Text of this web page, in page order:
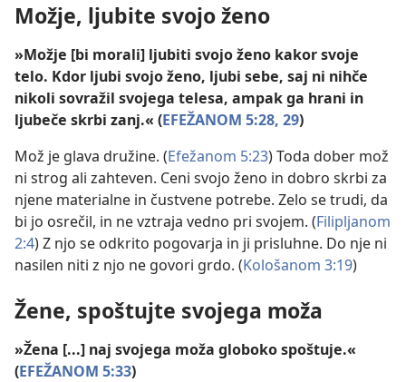
Možje, ljubite svojo ženo
»Možje [bi morali] ljubiti svojo ženo kakor svoje
telo. Kdor ljubi svojo ženo, ljubi sebe, saj ni nihče
nikoli sovražil svojega telesa, ampak ga hrani in
ljubeče skrbi zanj.« (EFEŽANOM 5:28, 29)
Mož je glava družine. (Efežanom 5:23) Toda dober mož
ni strog ali zahteven. Ceni svojo ženo in dobro skrbi za
njene materialne in čustvene potrebe. Zelo se trudi, da
bi jo osrečil, in ne vztraja vedno pri svojem. (Filipljanom
2:4) Z njo se odkrito pogovarja in ji prisluhne. Do nje ni
nasilen niti z njo ne govori grdo. (Kološanom 3:19)
Žene, spoštujte svojega moža
»Žena [...] naj svojega moža globoko spoštuje.«
(EFEŽANOM 5:33)